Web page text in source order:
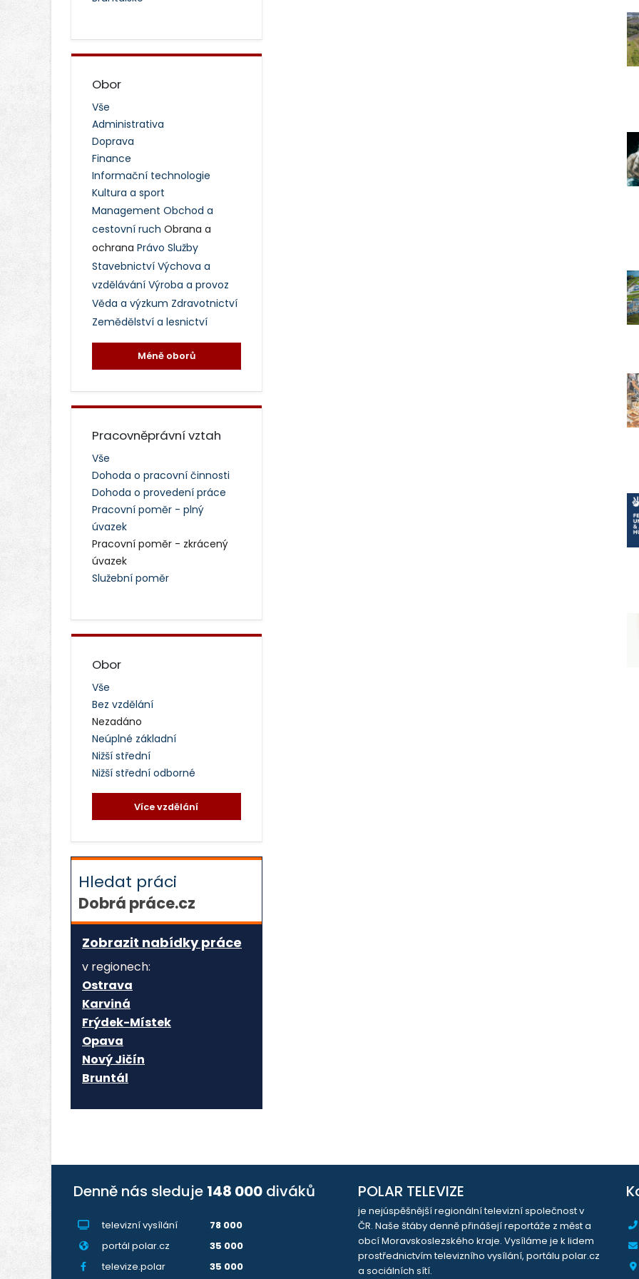
Obor
Vše
Administrativa
Doprava
Finance
Informační technologie
Kultura a sport
Management Obchod a
cestovní ruch Obrana a
ochrana Právo Služby
Stavebnictví Výchova a
vzdělávání Výroba a provoz
Věda a výzkum Zdravotnictví
Zemědělství a lesnictví
Méně oborů
Pracovněprávní vztah
Vše
Dohoda o pracovní činnosti
Dohoda o provedení práce
Pracovní poměr - plný
úvazek
Pracovní poměr - zkrácený
úvazek
Služební poměr
Obor
Vše
Bez vzdělání
Nezadáno
Neúplné základní
Nižší střední
Nižší střední odborné
Více vzdělání
Hledat práci
Dobrá práce.cz
Zobrazit nabídky práce
v regionech:
Ostrava
Karviná
Frýdek-Místek
Opava
Nový Jičín
Bruntál
Denně nás sleduje 148 000 diváků
televizní vysílání
78 000
portál polar.cz
35 000
televize.polar
35 000
POLAR TELEVIZE
je nejúspěšnější regionální televizní společnost v
ČR. Naše štáby denně přinášejí reportáže z měst a
obcí Moravskoslezského kraje. Vysíláme je k lidem
prostřednictvím televizního vysílání, portálu polar.cz
a sociálních sítí.